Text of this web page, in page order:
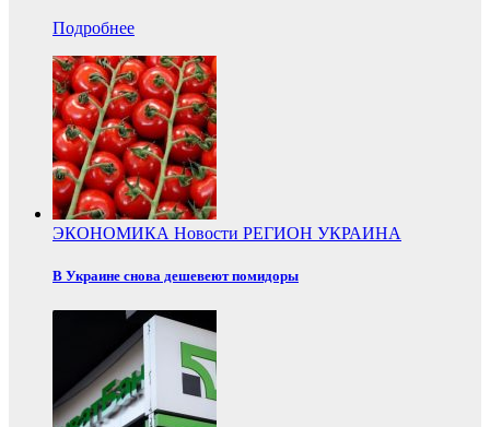
Подробнее
ЭКОНОМИКА Новости РЕГИОН УКРАИНА
В Украине снова дешевеют помидоры